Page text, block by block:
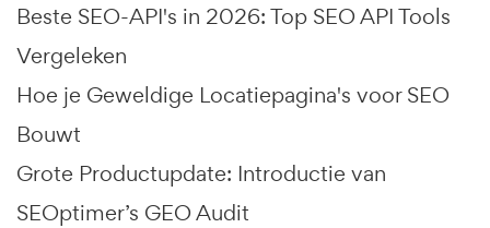
Beste SEO-API's in 2026: Top SEO API Tools
Vergeleken
Hoe je Geweldige Locatiepagina's voor SEO
Bouwt
Grote Productupdate: Introductie van
SEOptimer’s GEO Audit